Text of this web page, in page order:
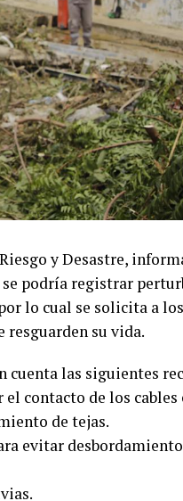
y Desastre,
podría registrar
lo cual se solicita a
su vida.
cuenta las siguientes
contacto de los
de tejas.
evitar